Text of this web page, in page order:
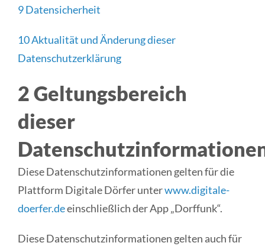
9 Datensicherheit
10 Aktualität und Änderung dieser
Datenschutzerklärung
2 Geltungsbereich
dieser
Diese Datenschutzinformationen gelten für die
Plattform Digitale Dörfer unterwww.digitale-
doerfer.deeinschließlich der App „Dorffunk“.
Diese Datenschutzinformationen gelten auch für